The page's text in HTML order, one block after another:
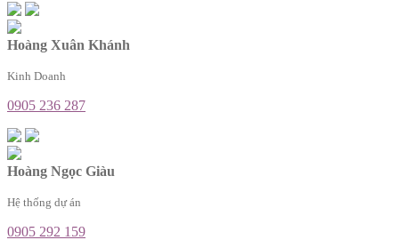
Hoàng Xuân Khánh
Kinh Doanh
0905 236 287
Hoàng Ngọc Giàu
Hệ thống dự án
0905 292 159